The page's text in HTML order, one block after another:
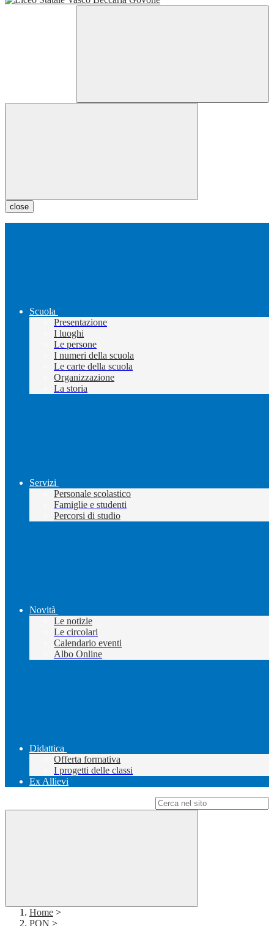
close
Scuola
Presentazione
I luoghi
Le persone
I numeri della scuola
Le carte della scuola
Organizzazione
La storia
Servizi
Personale scolastico
Famiglie e studenti
Percorsi di studio
Novità
Le notizie
Le circolari
Calendario eventi
Albo Online
Didattica
Offerta formativa
I progetti delle classi
Ex Allievi
Home >
PON >